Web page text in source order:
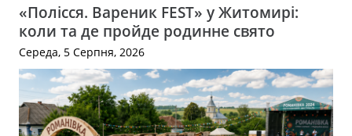
«Полісся. Вареник FEST» у Житомирі:
коли та де пройде родинне свято
Середа, 5 Серпня, 2026